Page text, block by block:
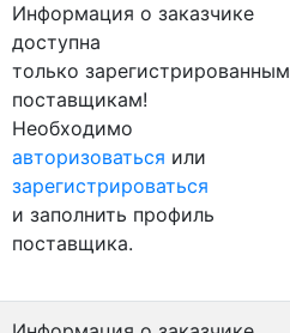
Информация о заказчике
доступна
только зарегистрированным
поставщикам!
Необходимо
авторизоваться или
зарегистрироваться
и заполнить профиль
поставщика.